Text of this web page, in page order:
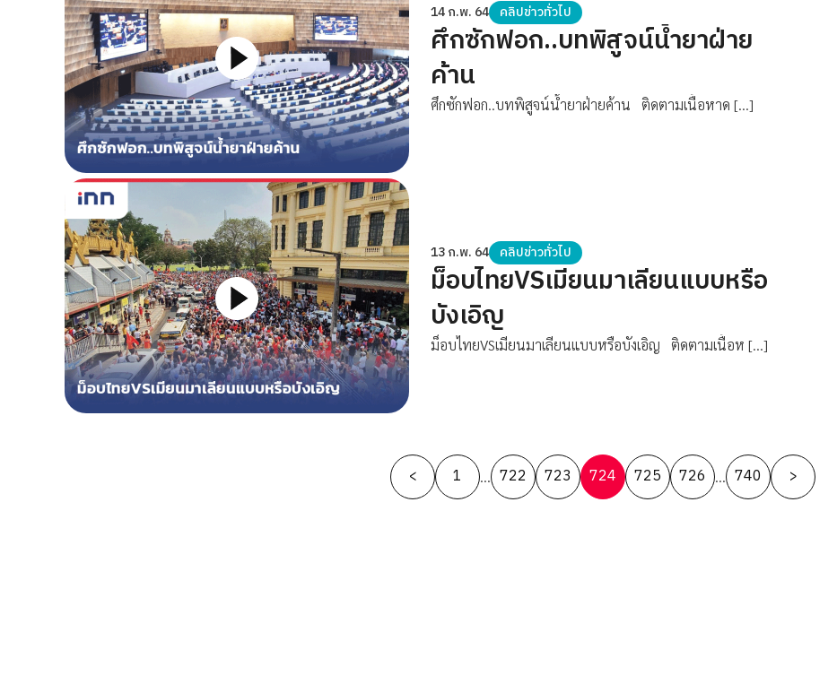
14 ก.พ. 64 คลิปข่าวทั่วไป
ศึกซักฟอก..บทพิสูจน์น้ำยาฝ่าย
ค้าน
ศึกซักฟอก..บทพิสูจน์น้ำยาฝ่ายค้าน ติดตามเนื้อหาด […]
13 ก.พ. 64 คลิปข่าวทั่วไป
ม็อบไทยVSเมียนมาเลียนแบบหรือ
บังเอิญ
ม็อบไทยVSเมียนมาเลียนแบบหรือบังเอิญ ติดตามเนื้อห […]
Posts
pagination
< 1 … 722 723 724 725 726 … 740 >